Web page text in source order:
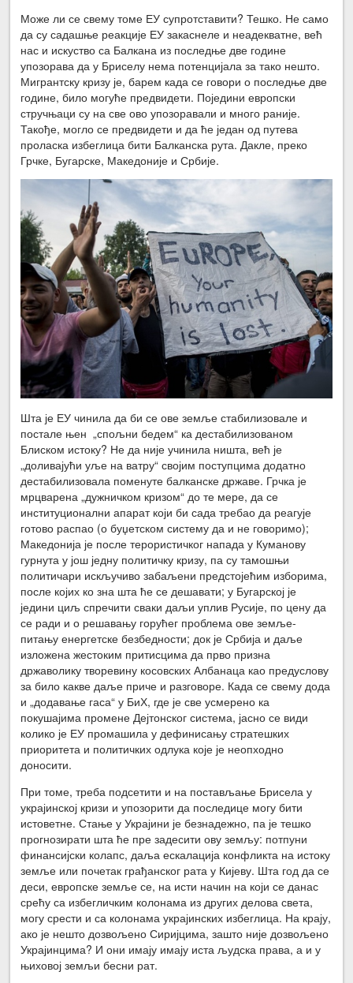
Може ли се свему томе ЕУ супротставити? Тешко. Не само
да су садашње реакције ЕУ закаснеле и неадекватне, већ
нас и искуство са Балкана из последње две године
упозорава да у Бриселу нема потенцијала за тако нешто.
Мигрантску кризу је, барем када се говори о последње две
године, било могуће предвидети. Поједини европски
стручњаци су на све ово упозоравали и много раније.
Такође, могло се предвидети и да ће један од путева
проласка избеглица бити Балканска рута. Дакле, преко
Грчке, Бугарске, Македоније и Србије.
Шта је ЕУ чинила да би се ове земље стабилизовале и
постале њен „спољни бедем“ ка дестабилизованом
Блиском истоку? Не да није учинила ништа, већ је
„доливајући уље на ватру“ својим поступцима додатно
дестабилизовала поменуте балканске државе. Грчка је
мрцварена „дужничком кризом“ до те мере, да се
институционални апарат који би сада требао да реагује
готово распао (о буџетском систему да и не говоримо);
Македонија је после терористичког напада у Куманову
гурнута у још једну политичку кризу, па су тамошњи
политичари искључиво забаљени предстојећим изборима,
после којих ко зна шта ће се дешавати; у Бугарској је
једини циљ спречити сваки даљи уплив Русије, по цену да
се ради и о решавању горућег проблема ове земље-
питању енергетске безбедности; док је Србија и даље
изложена жестоким притисцима да прво призна
државолику творевину косовских Албанаца као предуслову
за било какве даље приче и разговоре. Када се свему дода
и „додавање гаса“ у БиХ, где је све усмерено ка
покушајима промене Дејтонског система, јасно се види
колико је ЕУ промашила у дефинисању стратешких
приоритета и политичких одлука које је неопходно
доносити.
При томе, треба подсетити и на постављање Брисела у
украјинској кризи и упозорити да последице могу бити
истоветне. Стање у Украјини је безнадежно, па је тешко
прогнозирати шта ће пре задесити ову земљу: потпуни
финансијски колапс, даља ескалација конфликта на истоку
земље или почетак грађанског рата у Кијеву. Шта год да се
деси, европске земље се, на исти начин на који се данас
срећу са избегличким колонама из других делова света,
могу срести и са колонама украјинских избеглица. На крају,
ако је нешто дозвољено Сиријцима, зашто није дозвољено
Украјинцима? И они имају имају иста људска права, а и у
њиховој земљи бесни рат.